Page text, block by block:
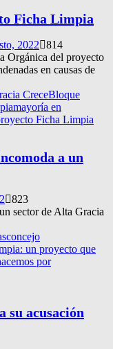
Ficha Limpia
2022
814
Orgánica del proyecto
en causas de
CreceBloque
mayoría en
Ficha Limpia
a un
823
sector de Alta Gracia
concejo
un proyecto que
por
acusación